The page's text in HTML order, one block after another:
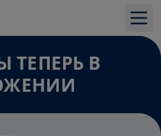
ТЕПЕРЬ В